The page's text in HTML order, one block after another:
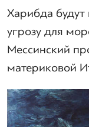
Харибда
угрозу для
Мессинский
материковой